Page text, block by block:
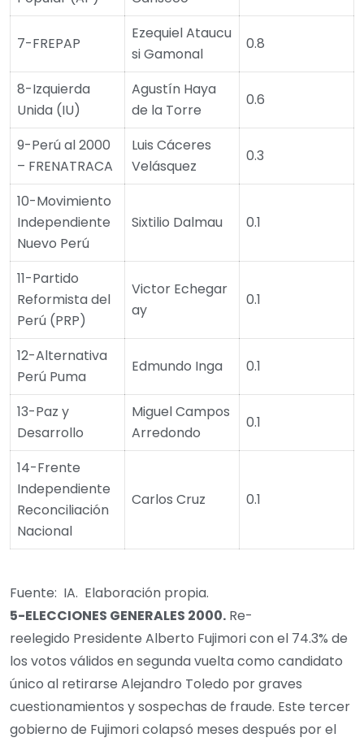
7-FREPAP
Ezequiel Ataucu
si Gamonal
0.8
8-Izquierda
Unida (IU)
Agustín Haya
de la Torre
0.6
9-Perú al 2000
– FRENATRACA
Luis Cáceres
Velásquez
0.3
10-Movimiento
Independiente
Nuevo Perú
Sixtilio Dalmau 0.1
11-Partido
Reformista del
Perú (PRP)
Victor Echegar
ay
0.1
12-Alternativa
Perú Puma
Edmundo Inga 0.1
13-Paz y
Desarrollo
Miguel Campos
Arredondo
0.1
14-Frente
Independiente
Reconciliación
Nacional
Carlos Cruz 0.1
Fuente: IA. Elaboración propia.
5-ELECCIONES GENERALES 2000. Re-
reelegido Presidente Alberto Fujimori con el 74.3% de
los votos válidos en segunda vuelta como candidato
único al retirarse Alejandro Toledo por graves
cuestionamientos y sospechas de fraude. Este tercer
gobierno de Fujimori colapsó meses después por el